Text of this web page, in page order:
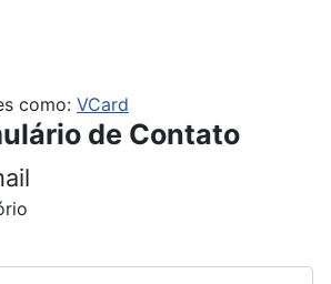
como: VCard
de Contato